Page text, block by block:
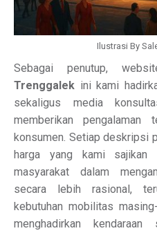
Ilustrasi By
Sebagai penutup,
Trenggalek ini kami
sekaligus media
memberikan
konsumen. Setiap deskripsi
harga yang kami sajikan
masyarakat dalam
secara lebih rasional,
kebutuhan mobilitas
menghadirkan